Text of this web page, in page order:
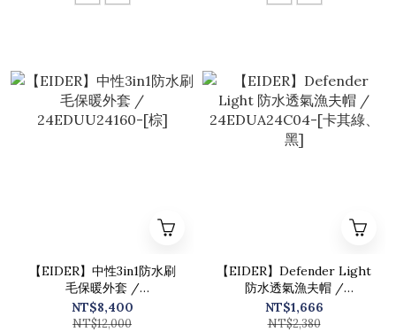
【EIDER】中性3in1防水刷
毛保暖外套 /
24EDUU24160-[棕]
NT$8,400
NT$12,000
【EIDER】Defender Light
防水透氣漁夫帽 /
24EDUA24C04-[卡其綠、
黑]
NT$1,666
NT$2,380